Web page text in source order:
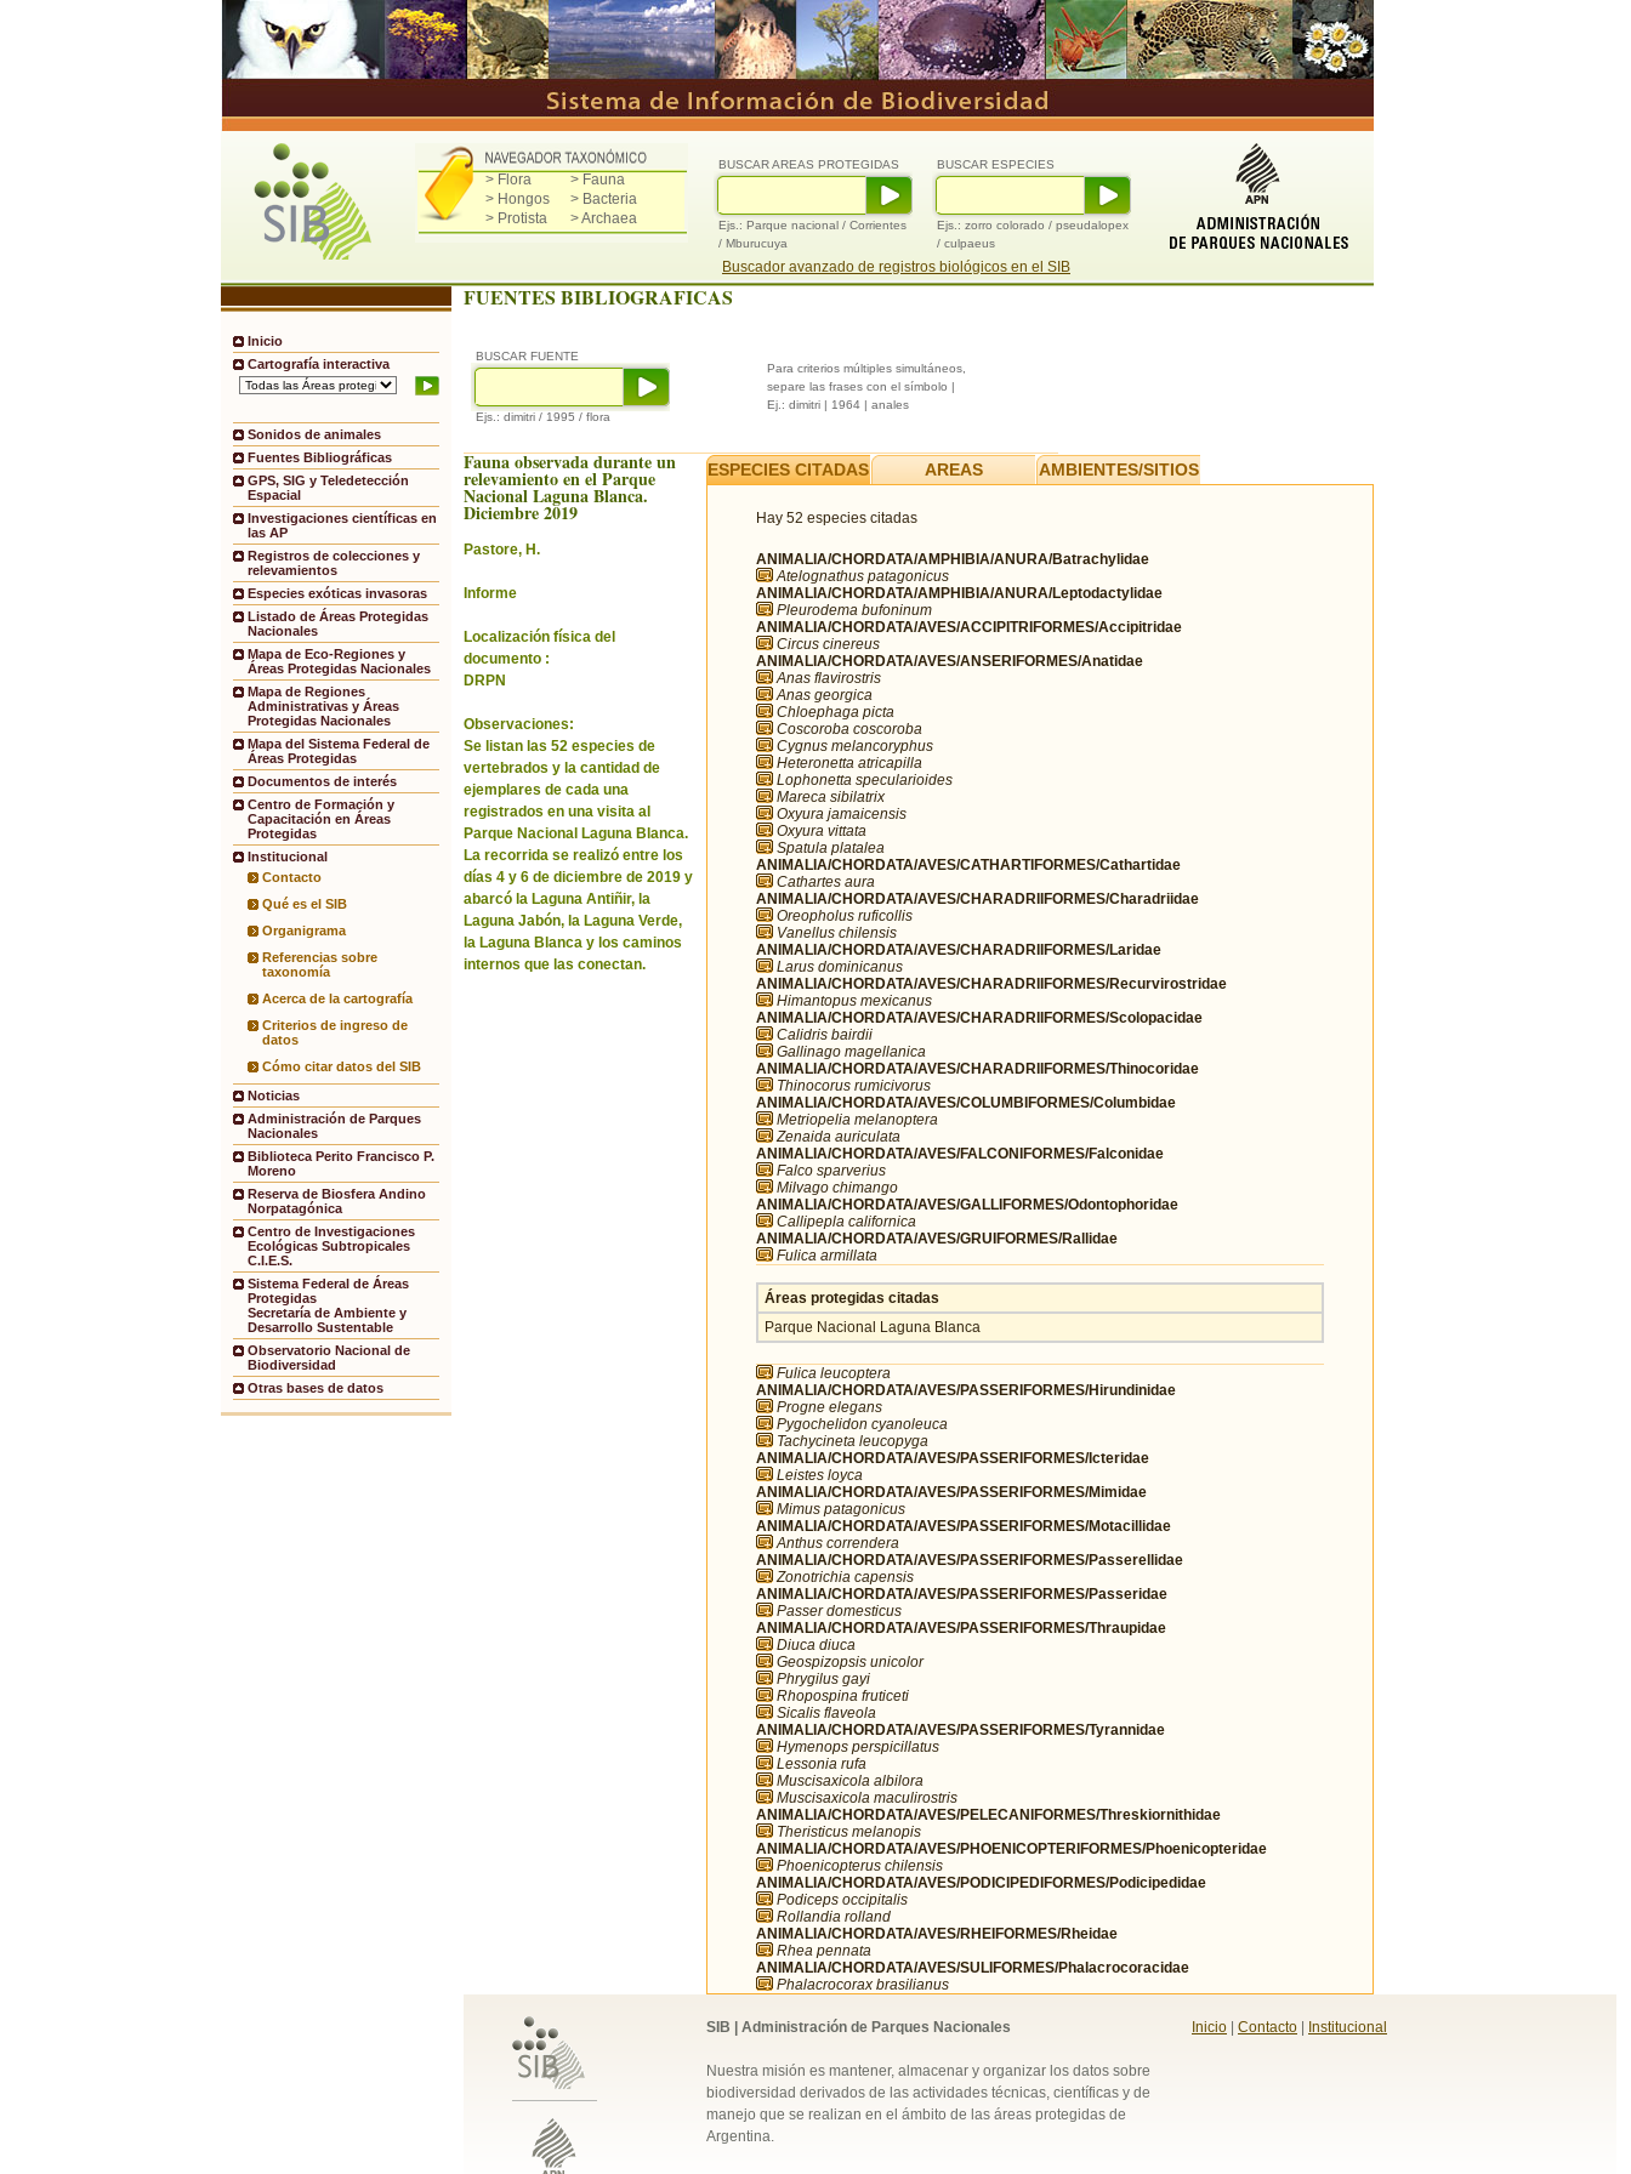
> Flora
> Fauna
> Hongos
> Bacteria
> Protista
> Archaea
BUSCAR ESPECIES
Ejs.: zorro colorado / pseudalopex
/ culpaeus
BUSCAR AREAS PROTEGIDAS
Ejs.: Parque nacional / Corrientes
/ Mburucuya
Buscador avanzado de registros biológicos en el SIB
Inicio
Cartografía interactiva
Sonidos de animales
Fuentes Bibliográficas
GPS, SIG y Teledetección
Espacial
Investigaciones científicas en
las AP
Registros de colecciones y
relevamientos
Especies exóticas invasoras
Listado de Áreas Protegidas
Nacionales
Mapa de Eco-Regiones y
Áreas Protegidas Nacionales
Mapa de Regiones
Administrativas y Áreas
Protegidas Nacionales
Mapa del Sistema Federal de
Áreas Protegidas
Documentos de interés
Centro de Formación y
Capacitación en Áreas
Protegidas
Institucional
Contacto
Qué es el SIB
Organigrama
Referencias sobre
taxonomía
Acerca de la cartografía
Criterios de ingreso de
datos
Cómo citar datos del SIB
Noticias
Administración de Parques
Nacionales
Biblioteca Perito Francisco P.
Moreno
Reserva de Biosfera Andino
Norpatagónica
Centro de Investigaciones
Ecológicas Subtropicales
C.I.E.S.
Sistema Federal de Áreas
Protegidas
Secretaría de Ambiente y
Desarrollo Sustentable
Observatorio Nacional de
Biodiversidad
Otras bases de datos
FUENTES BIBLIOGRAFICAS
BUSCAR FUENTE
Ejs.: dimitri / 1995 / flora
Para criterios múltiples simultáneos,
separe las frases con el símbolo |
Ej.: dimitri | 1964 | anales
Fauna observada durante un
relevamiento en el Parque
Nacional Laguna Blanca.
Diciembre 2019
Pastore, H.
Informe
Localización física del
documento :
DRPN
Observaciones:
Se listan las 52 especies de
vertebrados y la cantidad de
ejemplares de cada una
registrados en una visita al
Parque Nacional Laguna Blanca.
La recorrida se realizó entre los
días 4 y 6 de diciembre de 2019 y
abarcó la Laguna Antiñir, la
Laguna Jabón, la Laguna Verde,
la Laguna Blanca y los caminos
internos que las conectan.
ESPECIES CITADAS AREAS AMBIENTES/SITIOS
Hay 52 especies citadas
ANIMALIA/CHORDATA/AMPHIBIA/ANURA/Batrachylidae
Atelognathus patagonicus
ANIMALIA/CHORDATA/AMPHIBIA/ANURA/Leptodactylidae
Pleurodema bufoninum
ANIMALIA/CHORDATA/AVES/ACCIPITRIFORMES/Accipitridae
Circus cinereus
ANIMALIA/CHORDATA/AVES/ANSERIFORMES/Anatidae
Anas flavirostris
Anas georgica
Chloephaga picta
Coscoroba coscoroba
Cygnus melancoryphus
Heteronetta atricapilla
Lophonetta specularioides
Mareca sibilatrix
Oxyura jamaicensis
Oxyura vittata
Spatula platalea
ANIMALIA/CHORDATA/AVES/CATHARTIFORMES/Cathartidae
Cathartes aura
ANIMALIA/CHORDATA/AVES/CHARADRIIFORMES/Charadriidae
Oreopholus ruficollis
Vanellus chilensis
ANIMALIA/CHORDATA/AVES/CHARADRIIFORMES/Laridae
Larus dominicanus
ANIMALIA/CHORDATA/AVES/CHARADRIIFORMES/Recurvirostridae
Himantopus mexicanus
ANIMALIA/CHORDATA/AVES/CHARADRIIFORMES/Scolopacidae
Calidris bairdii
Gallinago magellanica
ANIMALIA/CHORDATA/AVES/CHARADRIIFORMES/Thinocoridae
Thinocorus rumicivorus
ANIMALIA/CHORDATA/AVES/COLUMBIFORMES/Columbidae
Metriopelia melanoptera
Zenaida auriculata
ANIMALIA/CHORDATA/AVES/FALCONIFORMES/Falconidae
Falco sparverius
Milvago chimango
ANIMALIA/CHORDATA/AVES/GALLIFORMES/Odontophoridae
Callipepla californica
ANIMALIA/CHORDATA/AVES/GRUIFORMES/Rallidae
Fulica armillata
Áreas protegidas citadas
Parque Nacional Laguna Blanca
Fulica leucoptera
ANIMALIA/CHORDATA/AVES/PASSERIFORMES/Hirundinidae
Progne elegans
Pygochelidon cyanoleuca
Tachycineta leucopyga
ANIMALIA/CHORDATA/AVES/PASSERIFORMES/Icteridae
Leistes loyca
ANIMALIA/CHORDATA/AVES/PASSERIFORMES/Mimidae
Mimus patagonicus
ANIMALIA/CHORDATA/AVES/PASSERIFORMES/Motacillidae
Anthus correndera
ANIMALIA/CHORDATA/AVES/PASSERIFORMES/Passerellidae
Zonotrichia capensis
ANIMALIA/CHORDATA/AVES/PASSERIFORMES/Passeridae
Passer domesticus
ANIMALIA/CHORDATA/AVES/PASSERIFORMES/Thraupidae
Diuca diuca
Geospizopsis unicolor
Phrygilus gayi
Rhopospina fruticeti
Sicalis flaveola
ANIMALIA/CHORDATA/AVES/PASSERIFORMES/Tyrannidae
Hymenops perspicillatus
Lessonia rufa
Muscisaxicola albilora
Muscisaxicola maculirostris
ANIMALIA/CHORDATA/AVES/PELECANIFORMES/Threskiornithidae
Theristicus melanopis
ANIMALIA/CHORDATA/AVES/PHOENICOPTERIFORMES/Phoenicopteridae
Phoenicopterus chilensis
ANIMALIA/CHORDATA/AVES/PODICIPEDIFORMES/Podicipedidae
Podiceps occipitalis
Rollandia rolland
ANIMALIA/CHORDATA/AVES/RHEIFORMES/Rheidae
Rhea pennata
ANIMALIA/CHORDATA/AVES/SULIFORMES/Phalacrocoracidae
Phalacrocorax brasilianus
SIB | Administración de Parques Nacionales
Nuestra misión es mantener, almacenar y organizar los datos sobre
biodiversidad derivados de las actividades técnicas, científicas y de
manejo que se realizan en el ámbito de las áreas protegidas de
Argentina.
Inicio | Contacto | Institucional